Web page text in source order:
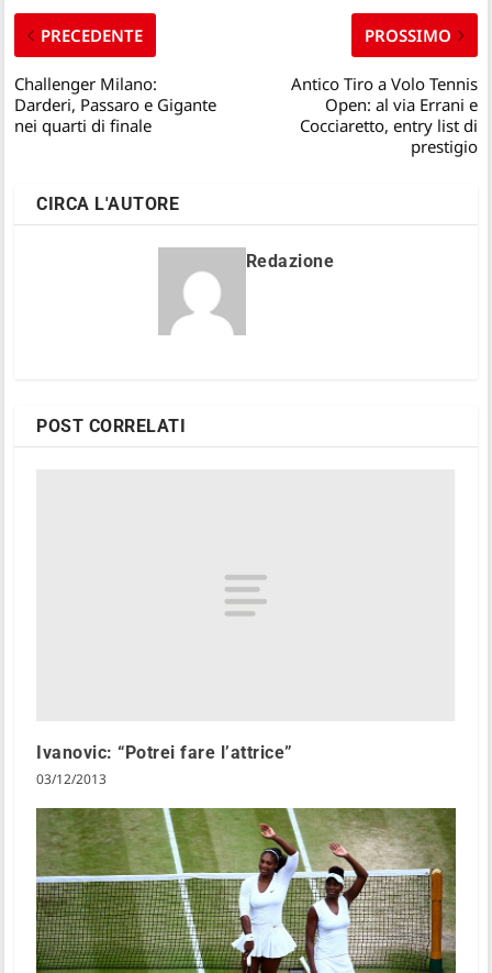
PRECEDENTE
Challenger Milano:
Darderi, Passaro e Gigante
nei quarti di finale
PROSSIMO
Antico Tiro a Volo Tennis
Open: al via Errani e
Cocciaretto, entry list di
prestigio
CIRCA L'AUTORE
Redazione
POST CORRELATI
Ivanovic: “Potrei fare l’attrice”
03/12/2013